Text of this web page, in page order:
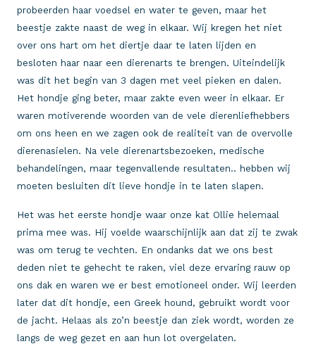
probeerden haar voedsel en water te geven, maar het
beestje zakte naast de weg in elkaar. Wij kregen het niet
over ons hart om het diertje daar te laten lijden en
besloten haar naar een dierenarts te brengen. Uiteindelijk
was dit het begin van 3 dagen met veel pieken en dalen.
Het hondje ging beter, maar zakte even weer in elkaar. Er
waren motiverende woorden van de vele dierenliefhebbers
om ons heen en we zagen ook de realiteit van de overvolle
dierenasielen. Na vele dierenartsbezoeken, medische
behandelingen, maar tegenvallende resultaten.. hebben wij
moeten besluiten dit lieve hondje in te laten slapen.
Het was het eerste hondje waar onze kat Ollie helemaal
prima mee was. Hij voelde waarschijnlijk aan dat zij te zwak
was om terug te vechten. En ondanks dat we ons best
deden niet te gehecht te raken, viel deze ervaring rauw op
ons dak en waren we er best emotioneel onder. Wij leerden
later dat dit hondje, een Greek hound, gebruikt wordt voor
de jacht. Helaas als zo’n beestje dan ziek wordt, worden ze
langs de weg gezet en aan hun lot overgelaten.